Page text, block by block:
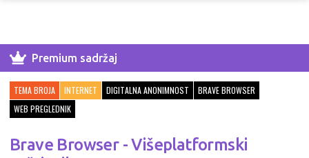
Premium sadržaj
TEMA BROJA INTERNET DIGITALNA ANONIMNOST
BRAVE BROWSER
WEB PREGLEDNIK
Brave Browser - Višeplatformski